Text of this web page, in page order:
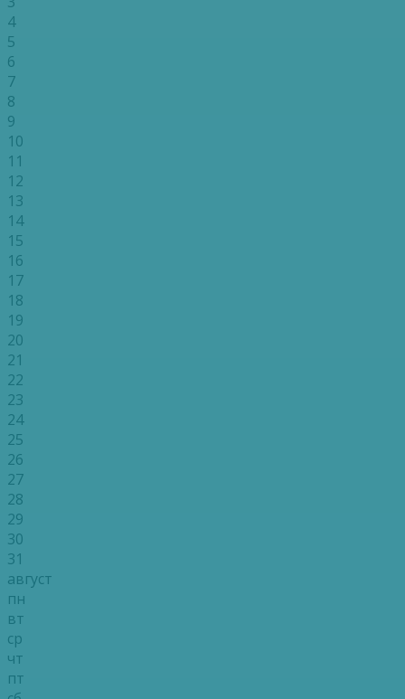
4
5
6
7
8
9
10
11
12
13
14
15
16
17
18
19
20
21
22
23
24
25
26
27
28
29
30
31
август
пн
вт
ср
чт
пт